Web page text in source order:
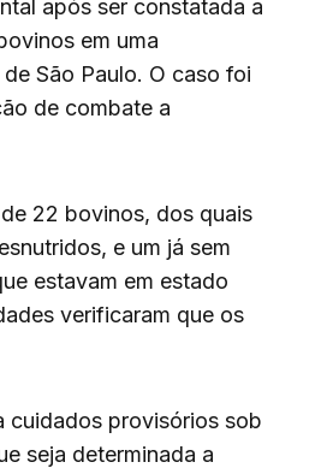
após ser constatada a
em uma
São Paulo. O caso foi
de combate a
22 bovinos, dos quais
e um já sem
estavam em estado
verificaram que os
cuidados provisórios sob
seja determinada a